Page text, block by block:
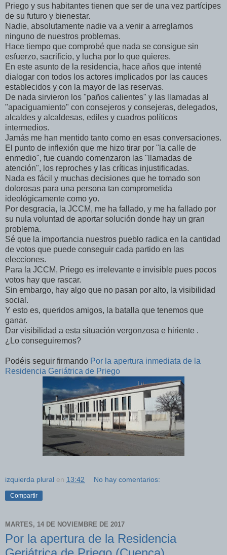
Priego y sus habitantes tienen que ser de una vez partícipes
de su futuro y bienestar.
Nadie, absolutamente nadie va a venir a arreglarnos
ninguno de nuestros problemas.
Hace tiempo que comprobé que nada se consigue sin
esfuerzo, sacrificio, y lucha por lo que quieres.
En este asunto de la residencia, hace años que intenté
dialogar con todos los actores implicados por las cauces
establecidos y con la mayor de las reservas.
De nada sirvieron los "paños calientes" y las llamadas al
"apaciguamiento" con consejeros y consejeras, delegados,
alcaldes y alcaldesas, ediles y cuadros políticos
intermedios.
Jamás me han mentido tanto como en esas conversaciones.
El punto de inflexión que me hizo tirar por "la calle de
enmedio", fue cuando comenzaron las "llamadas de
atención", los reproches y las críticas injustificadas.
Nada es fácil y muchas decisiones que he tomado son
dolorosas para una persona tan comprometida
ideológicamente como yo.
Por desgracia, la JCCM, me ha fallado, y me ha fallado por
su nula voluntad de aportar solución donde hay un gran
problema.
Sé que la importancia nuestros pueblo radica en la cantidad
de votos que puede conseguir cada partido en las
elecciones.
Para la JCCM, Priego es irrelevante e invisible pues pocos
votos hay que rascar.
Sin embargo, hay algo que no pasan por alto, la visibilidad
social.
Y esto es, queridos amigos, la batalla que tenemos que
ganar.
Dar visibilidad a esta situación vergonzosa e hiriente .
¿Lo conseguiremos?
Podéis seguir firmando Por la apertura inmediata de la
Residencia Geriátrica de Priego
izquierda plural en 13:42 No hay comentarios:
Compartir
MARTES, 14 DE NOVIEMBRE DE 2017
Por la apertura de la Residencia